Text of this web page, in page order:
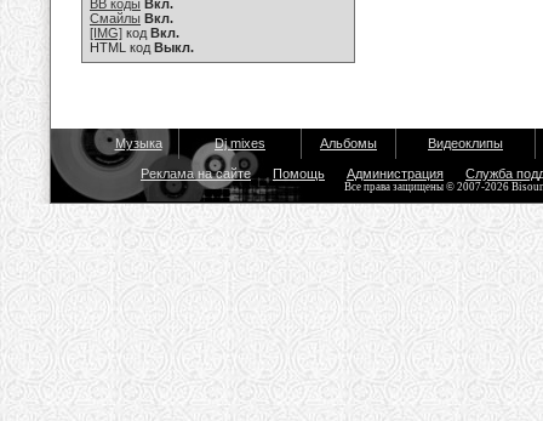
BB коды Вкл.
Смайлы Вкл.
[IMG] код Вкл.
HTML код Выкл.
Музыка Dj mixes Альбомы Видеоклипы
Реклама на сайте Помощь Администрация Служба
Все права защищены © 2007-2026